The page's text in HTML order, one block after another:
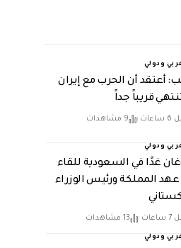
ودولي
أعتقد أن الحرب مع إيران
قريباً جداً
9 مشاهدات
ودولي
غدًا في السعودية للقاء
عهد المملكة ورئيس الوزراء
13 مشاهدات
ودولي